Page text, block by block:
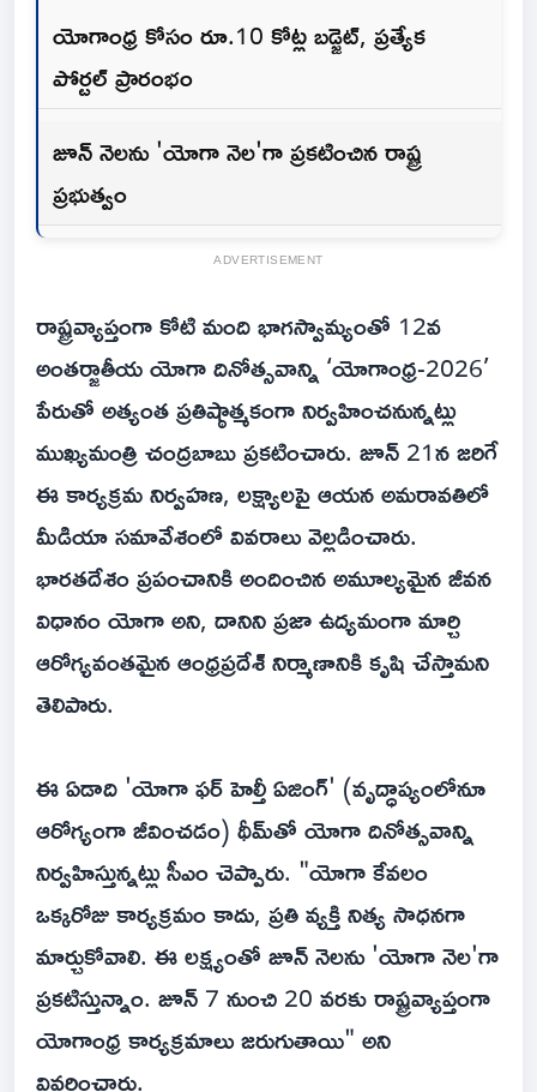
యోగాంధ్ర కోసం రూ.10 కోట్ల బడ్జెట్, ప్రత్యేక
పోర్టల్ ప్రారంభం
జూన్ నెలను 'యోగా నెల'గా ప్రకటించిన రాష్ట్ర
ప్రభుత్వం
ADVERTISEMENT
రాష్ట్రవ్యాప్తంగా కోటి మంది భాగస్వామ్యంతో 12వ
అంతర్జాతీయ యోగా దినోత్సవాన్ని ‘యోగాంధ్ర-2026’
పేరుతో అత్యంత ప్రతిష్ఠాత్మకంగా నిర్వహించనున్నట్లు
ముఖ్యమంత్రి చంద్రబాబు ప్రకటించారు. జూన్ 21న జరిగే
ఈ కార్యక్రమ నిర్వహణ, లక్ష్యాలపై ఆయన అమరావతిలో
మీడియా సమావేశంలో వివరాలు వెల్లడించారు.
భారతదేశం ప్రపంచానికి అందించిన అమూల్యమైన జీవన
విధానం యోగా అని, దానిని ప్రజా ఉద్యమంగా మార్చి
ఆరోగ్యవంతమైన ఆంధ్రప్రదేశ్ నిర్మాణానికి కృషి చేస్తామని
తెలిపారు.
ఈ ఏడాది 'యోగా ఫర్ హెల్తీ ఏజింగ్' (వృద్ధాప్యంలోనూ
ఆరోగ్యంగా జీవించడం) థీమ్‌తో యోగా దినోత్సవాన్ని
నిర్వహిస్తున్నట్లు సీఎం చెప్పారు. "యోగా కేవలం
ఒక్కరోజు కార్యక్రమం కాదు, ప్రతి వ్యక్తి నిత్య సాధనగా
మార్చుకోవాలి. ఈ లక్ష్యంతో జూన్ నెలను 'యోగా నెల'గా
ప్రకటిస్తున్నాం. జూన్ 7 నుంచి 20 వరకు రాష్ట్రవ్యాప్తంగా
యోగాంధ్ర కార్యక్రమాలు జరుగుతాయి" అని
వివరించారు.